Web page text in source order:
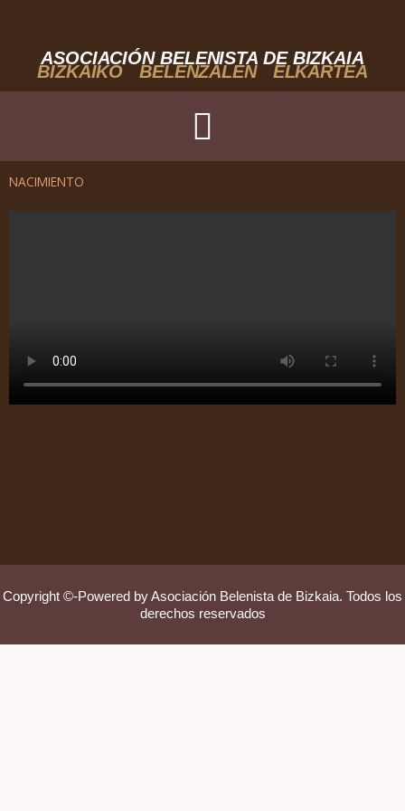
contenidoASOCIACIÓN BELENISTA DE BIZKAIA
BIZKAIKO BELENZALEN ELKARTEA
NACIMIENTO
Copyright ©-Powered by Asociación Belenista de Bizkaia. Todos los
derechos reservados